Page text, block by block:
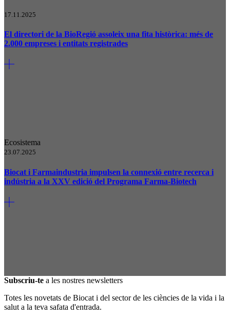
17.11.2025
El directori de la BioRegió assoleix una fita històrica: més de
2.000 empreses i entitats registrades
Ecosistema
23.07.2025
Biocat i Farmaindustria impulsen la connexió entre recerca i
indústria a la XXV edició del Programa Farma-Biotech
Subscriu-te a les nostres newsletters
Totes les novetats de Biocat i del sector de les ciències de la vida i la
salut a la teva safata d'entrada.